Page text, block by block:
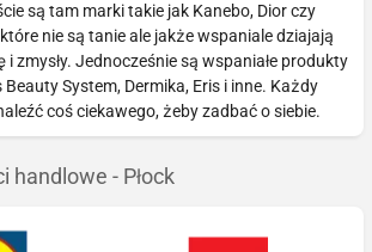
są tam marki takie jak Kanebo, Dior czy
nie są tanie ale jakże wspaniale dziajają
i zmysły. Jednocześnie są wspaniałe produkty
Beauty System, Dermika, Eris i inne. Każdy
coś ciekawego, żeby zadbać o siebie.
handlowe - Płock